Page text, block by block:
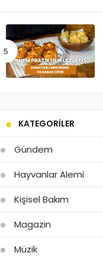
KATEGORILER
Gündem
Hayvanlar Alemi
Kişisel Bakım
Magazin
Müzik